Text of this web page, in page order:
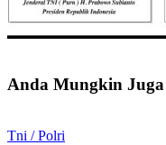
Anda Mungkin
Tni / Polri